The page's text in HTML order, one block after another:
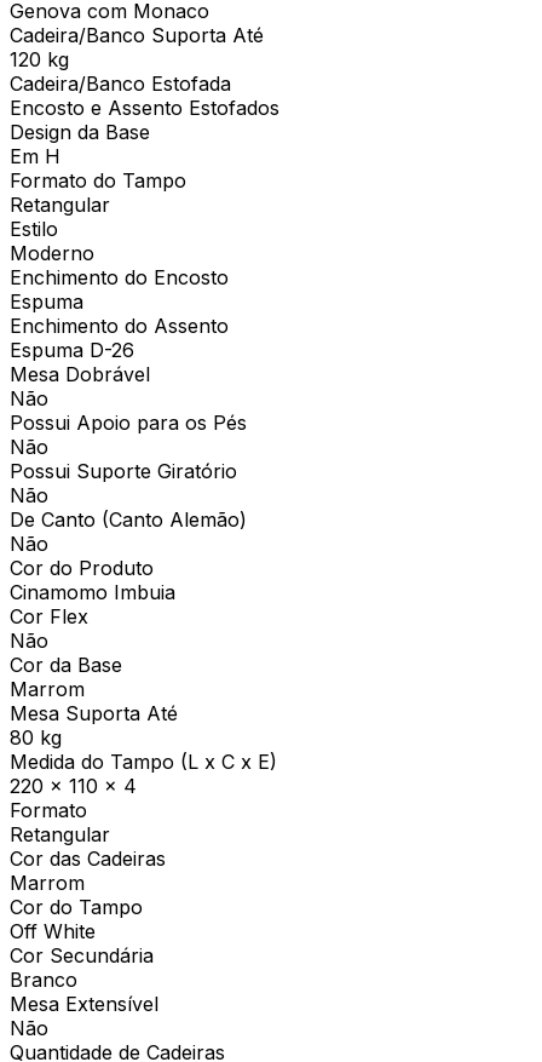
Genova com Monaco
Cadeira/Banco Suporta Até
120 kg
Cadeira/Banco Estofada
Encosto e Assento Estofados
Design da Base
Em H
Formato do Tampo
Retangular
Estilo
Moderno
Enchimento do Encosto
Espuma
Enchimento do Assento
Espuma D-26
Mesa Dobrável
Não
Possui Apoio para os Pés
Não
Possui Suporte Giratório
Não
De Canto (Canto Alemão)
Não
Cor do Produto
Cinamomo Imbuia
Cor Flex
Não
Cor da Base
Marrom
Mesa Suporta Até
80 kg
Medida do Tampo (L x C x E)
220 x 110 x 4
Formato
Retangular
Cor das Cadeiras
Marrom
Cor do Tampo
Off White
Cor Secundária
Branco
Mesa Extensível
Não
Quantidade de Cadeiras